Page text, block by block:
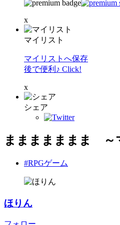
x
マイリスト
マイリストへ保存
後で便利♪ Click!
x
シェア
ままままままま ～
#RPGゲーム
ほりん